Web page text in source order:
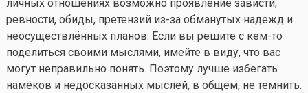
личных отношениях возможно проявление зависти,
ревности, обиды, претензий из-за обманутых надежд и
неосуществлённых планов. Если вы решите с кем-то
поделиться своими мыслями, имейте в виду, что вас
могут неправильно понять. Поэтому лучше избегать
намёков и недосказанных мыслей, в общем, не темнить.